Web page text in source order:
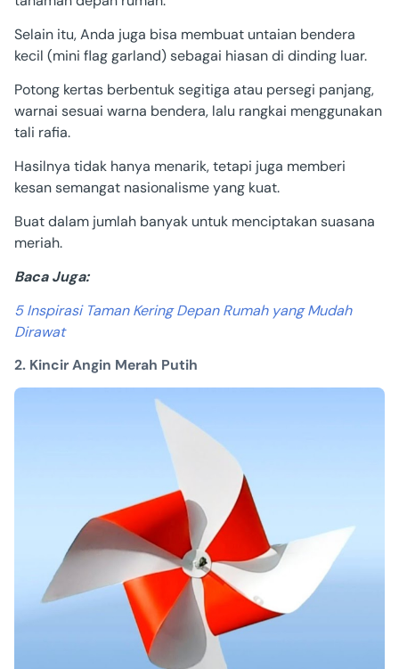
Selain itu, Anda juga bisa membuat untaian bendera
kecil (mini flag garland) sebagai hiasan di dinding luar.
Potong kertas berbentuk segitiga atau persegi panjang,
warnai sesuai warna bendera, lalu rangkai menggunakan
tali rafia.
Hasilnya tidak hanya menarik, tetapi juga memberi
kesan semangat nasionalisme yang kuat.
Buat dalam jumlah banyak untuk menciptakan suasana
meriah.
Baca Juga:
5 Inspirasi Taman Kering Depan Rumah yang Mudah
Dirawat
2. Kincir Angin Merah Putih